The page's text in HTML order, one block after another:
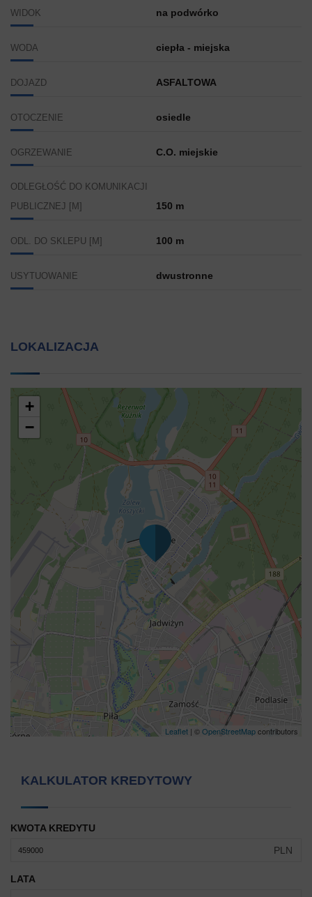
WIDOK na podwórko
WODA ciepła - miejska
DOJAZD ASFALTOWA
OTOCZENIE osiedle
OGRZEWANIE C.O. miejskie
ODLEGŁOŚĆ DO KOMUNIKACJI
PUBLICZNEJ [M]
150 m
ODL. DO SKLEPU [M] 100 m
USYTUOWANIE dwustronne
LOKALIZACJA
+
−
Leaflet | ©OpenStreetMapcontributors
KALKULATOR KREDYTOWY
KWOTA KREDYTU
PLN
LATA